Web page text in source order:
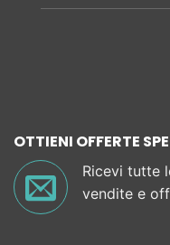
OTTIENI OFFERTE
Ricevi tutte
vendite e